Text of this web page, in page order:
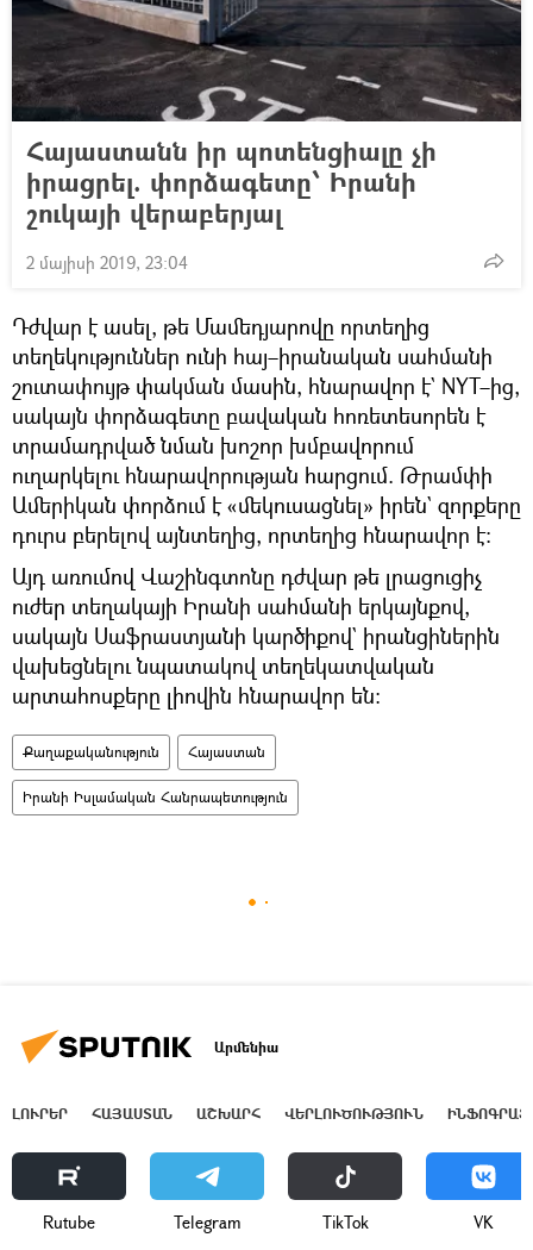
Հայաստանն իր պոտենցիալը չի
իրացրել. փորձագետը՝ Իրանի
շուկայի վերաբերյալ
2 մայիսի 2019, 23:04
Դժվար է ասել, թե Մամեդյարովը որտեղից
տեղեկություններ ունի հայ–իրանական սահմանի
շուտափույթ փակման մասին, հնարավոր է` NYT–ից,
սակայն փորձագետը բավական հոռետեսորեն է
տրամադրված նման խոշոր խմբավորում
ուղարկելու հնարավորության հարցում. Թրամփի
Ամերիկան փորձում է «մեկուսացնել» իրեն` զորքերը
դուրս բերելով այնտեղից, որտեղից հնարավոր է։
Այդ առումով Վաշինգտոնը դժվար թե լրացուցիչ
ուժեր տեղակայի Իրանի սահմանի երկայնքով,
սակայն Սաֆրաստյանի կարծիքով` իրանցիներին
վախեցնելու նպատակով տեղեկատվական
արտահոսքերը լիովին հնարավոր են։
Քաղաքականություն Հայաստան
Իրանի Իսլամական Հանրապետություն
Արմենիա
ԼՈՒՐԵՐ ՀԱՅԱՍՏԱՆ ԱՇԽԱՐՀ ՎԵՐԼՈՒԾՈՒԹՅՈՒՆ
Rutube Telegram ТikТоk VK